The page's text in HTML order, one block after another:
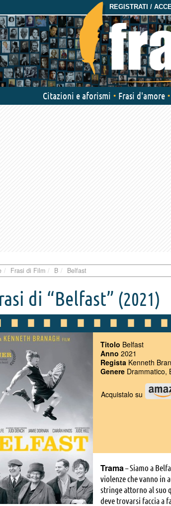
REGISTRATI /
Citazioni e aforismi Frasi d'amore
Frasi di Film B Belfast
di “Belfast” (2021)
Titolo Belfast
Anno 2021
Regista Kenneth
Genere Drammatico,
Acquistalo su
Trama– Siamo a
violenze che vanno in
stringe attorno al suo
deve trovarsi faccia a